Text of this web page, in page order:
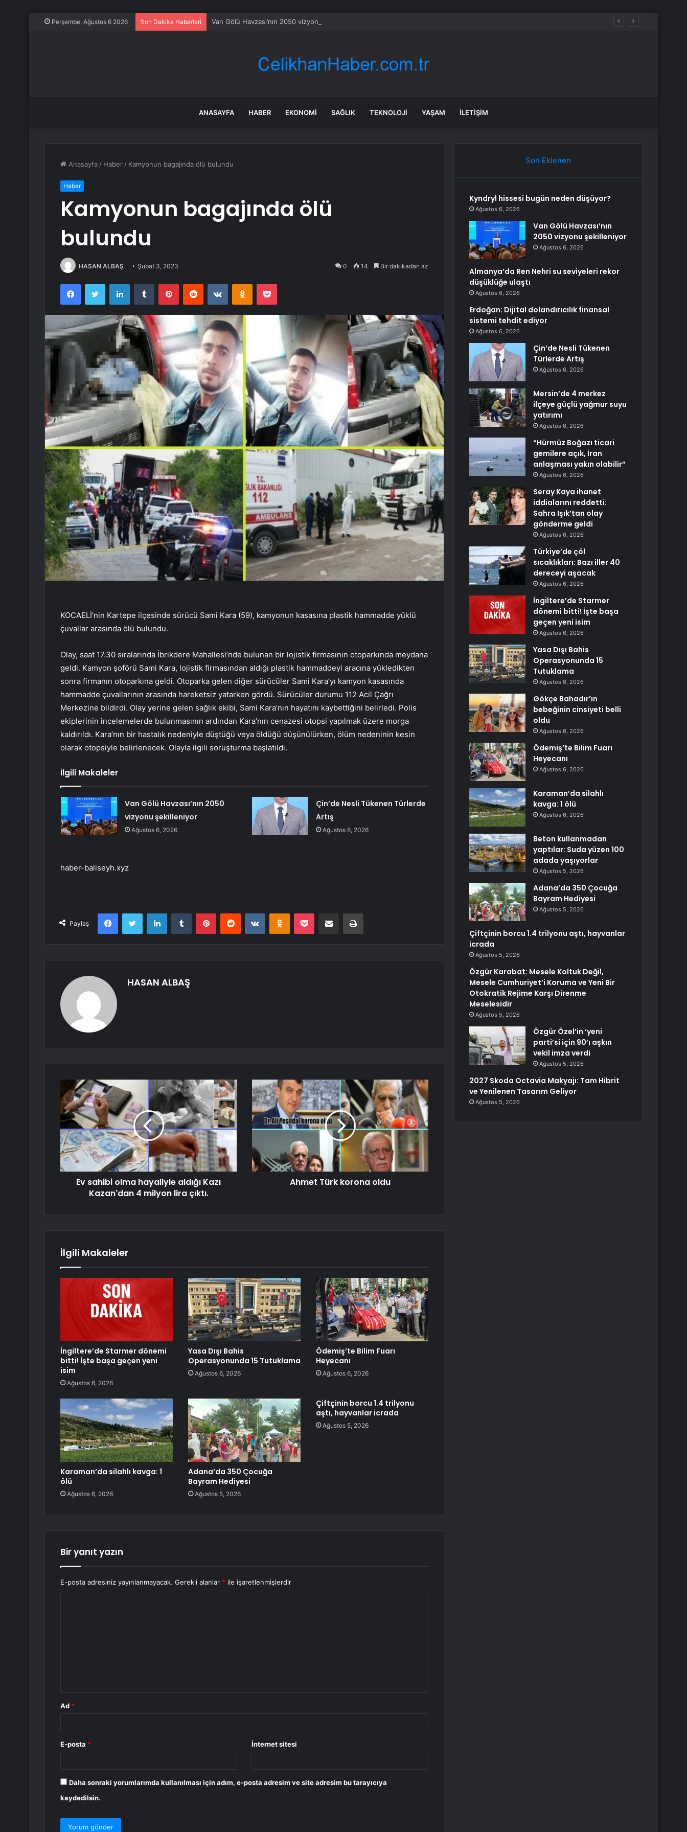
Perşembe, Ağustos 6 2026 Son Dakika Haberleri Van Gölü Havzası’nın 2050 vizyonu şekilleniyor
ANASAYFA HABER EKONOMI SAĞLIK TEKNOLOJI YAŞAM İLETIŞIM
Anasayfa / Haber / Kamyonun bagajında ​​ölü bulundu
Haber
Kamyonun bagajında ​​ölü
bulundu
HASAN ALBAŞ Şubat 3, 2023 0 14 Bir dakikadan az
FacebookTwitter LinkedInTumblr PinterestReddit VKontakteOdnoklassniki
Pocket
KOCAELİ’nin Kartepe ilçesinde sürücü Sami Kara (59), kamyonun kasasına plastik hammadde yüklü
çuvallar arasında ölü bulundu.
Olay, saat 17.30 sıralarında İbrikdere Mahallesi’nde bulunan bir lojistik firmasının otoparkında meydana
geldi. Kamyon şoförü Sami Kara, lojistik firmasından aldığı plastik hammaddeyi aracına yükledikten
sonra firmanın otoparkına geldi. Otoparka gelen diğer sürücüler Sami Kara’yı kamyon kasasında
hammadde çuvallarının arasında hareketsiz yatarken gördü. Sürücüler durumu 112 Acil Çağrı
Merkezine bildirdi. Olay yerine gelen sağlık ekibi, Sami Kara’nın hayatını kaybettiğini belirledi. Polis
ekiplerinin incelemelerde bulunmasının ardından Kara’nın cenazesi otopsi yapılmak üzere morga
kaldırıldı. Kara’nın bir hastalık nedeniyle düştüğü veya öldüğü düşünülürken, ölüm nedeninin kesin
olarak otopsiyle belirlenecek. Olayla ilgili soruşturma başlatıldı.
İlgili Makaleler
Van Gölü Havzası’nın 2050
vizyonu şekilleniyor
Ağustos 6, 2026
Çin’de Nesli Tükenen Türlerde
Artış
Ağustos 6, 2026
haber-baliseyh.xyz
Paylaş
FacebookTwitter LinkedInTumblr PinterestReddit VKontakteOdnoklassniki
Pocket E-Posta ile paylaş Yazdır
HASAN ALBAŞ
Ev sahibi olma hayaliyle aldığı Kazı
Kazan'dan 4 milyon lira çıktı.
Ahmet Türk korona oldu
İlgili Makaleler
İngiltere’de Starmer dönemi
bitti! İşte başa geçen yeni
isim
Ağustos 6, 2026
Yasa Dışı Bahis
Operasyonunda 15 Tutuklama
Ağustos 6, 2026
Ödemiş’te Bilim Fuarı
Heyecanı
Ağustos 6, 2026
Karaman’da silahlı kavga: 1
ölü
Ağustos 6, 2026
Adana’da 350 Çocuğa
Bayram Hediyesi
Ağustos 5, 2026
Çiftçinin borcu 1.4 trilyonu
aştı, hayvanlar icrada
Ağustos 5, 2026
Bir yanıt yazın
E-posta adresiniz yayınlanmayacak. Gerekli alanlar * ile işaretlenmişlerdir
Ad *
E-posta * İnternet sitesi
Daha sonraki yorumlarımda kullanılması için adım, e-posta adresim ve site adresim bu tarayıcıya
kaydedilsin.
Son Eklenen
Kyndryl hissesi bugün neden düşüyor?
Ağustos 6, 2026
Van Gölü Havzası’nın
2050 vizyonu şekilleniyor
Ağustos 6, 2026
Almanya’da Ren Nehri su seviyeleri rekor
düşüklüğe ulaştı
Ağustos 6, 2026
Erdoğan: Dijital dolandırıcılık finansal
sistemi tehdit ediyor
Ağustos 6, 2026
Çin’de Nesli Tükenen
Türlerde Artış
Ağustos 6, 2026
Mersin’de 4 merkez
ilçeye güçlü yağmur suyu
yatırımı
Ağustos 6, 2026
“Hürmüz Boğazı ticari
gemilere açık, İran
anlaşması yakın olabilir”
Ağustos 6, 2026
Seray Kaya ihanet
iddialarını reddetti:
Sahra Işık’tan olay
gönderme geldi
Ağustos 6, 2026
Türkiye’de çöl
sıcaklıkları: Bazı iller 40
dereceyi aşacak
Ağustos 6, 2026
İngiltere’de Starmer
dönemi bitti! İşte başa
geçen yeni isim
Ağustos 6, 2026
Yasa Dışı Bahis
Operasyonunda 15
Tutuklama
Ağustos 6, 2026
Gökçe Bahadır’ın
bebeğinin cinsiyeti belli
oldu
Ağustos 6, 2026
Ödemiş’te Bilim Fuarı
Heyecanı
Ağustos 6, 2026
Karaman’da silahlı
kavga: 1 ölü
Ağustos 6, 2026
Beton kullanmadan
yaptılar: Suda yüzen 100
adada yaşıyorlar
Ağustos 5, 2026
Adana’da 350 Çocuğa
Bayram Hediyesi
Ağustos 5, 2026
Çiftçinin borcu 1.4 trilyonu aştı, hayvanlar
icrada
Ağustos 5, 2026
Özgür Karabat: Mesele Koltuk Değil,
Mesele Cumhuriyet’i Koruma ve Yeni Bir
Otokratik Rejime Karşı Direnme
Meselesidir
Ağustos 5, 2026
Özgür Özel’in ‘yeni
parti’si için 90’ı aşkın
vekil imza verdi
Ağustos 5, 2026
2027 Skoda Octavia Makyajı: Tam Hibrit
ve Yenilenen Tasarım Geliyor
Ağustos 5, 2026